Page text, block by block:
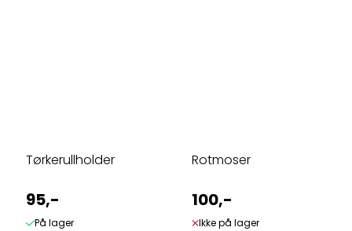
Tørkerullholder
95,-
På lager
Rotmoser
100,-
Ikke på lager